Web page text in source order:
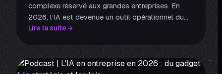
complexe réservé aux grandes entreprises. En
2026, l’IA est devenue un outil opérationnel du
quotidien, capable de générer un ROI immédiat
Lire la suite